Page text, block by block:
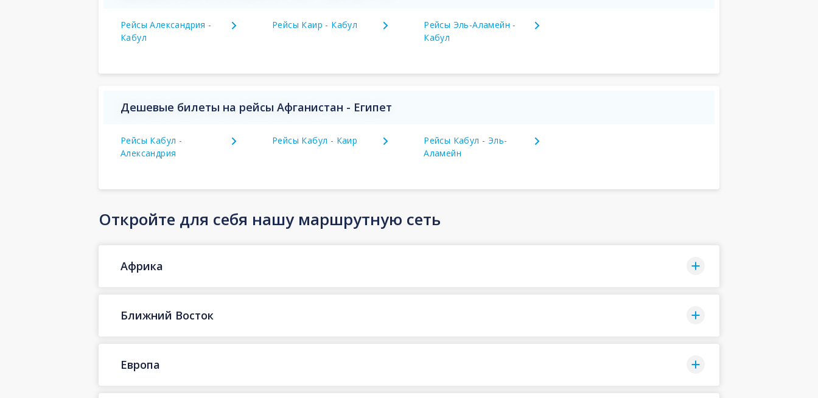
Рейсы Александрия -
Кабул
Рейсы Каир - Кабул
Рейсы Эль-Аламейн -
Кабул
Дешевые билеты на рейсы Афганистан - Египет
Рейсы Кабул -
Александрия
Рейсы Кабул - Каир
Рейсы Кабул - Эль-
Аламейн
Откройте для себя нашу маршрутную сеть
Африка
Ближний Восток
Европа